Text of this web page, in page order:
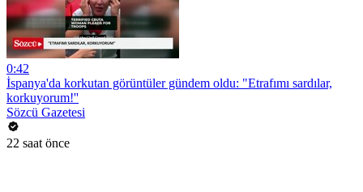
0:42
İspanya'da korkutan görüntüler gündem oldu: "Etrafımı sardılar,
korkuyorum!''
Sözcü Gazetesi
22 saat önce